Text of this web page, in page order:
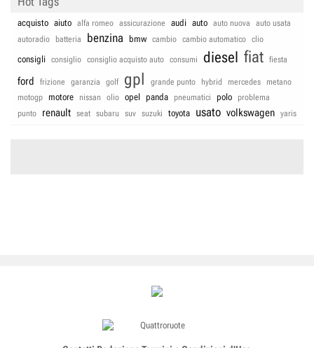
acquisto aiuto alfa romeo assicurazione audi auto auto nuova
auto usata
autoradio
batteria benzina bmw cambio cambio automatico clio
consigli consiglio consiglio acquisto auto consumi diesel fiat fiesta
ford frizione garanzia golf gpl grande punto hybrid mercedes
metano
motogp
motore nissan olio opel panda pneumatici polo
problema
punto
renault seat subaru suv suzuki toyota usato volkswagen yaris